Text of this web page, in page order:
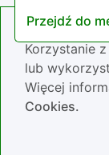
Przejdź do
Nasza
Korzystanie
lub
Więcej
Cookies.